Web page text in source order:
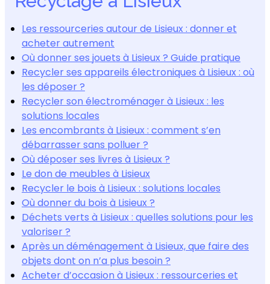
Les ressourceries autour de Lisieux : donner et
acheter autrement
Où donner ses jouets à Lisieux ? Guide pratique
Recycler ses appareils électroniques à Lisieux : où
les déposer ?
Recycler son électroménager à Lisieux : les
solutions locales
Les encombrants à Lisieux : comment s’en
débarrasser sans polluer ?
Où déposer ses livres à Lisieux ?
Le don de meubles à Lisieux
Recycler le bois à Lisieux : solutions locales
Où donner du bois à Lisieux ?
Déchets verts à Lisieux : quelles solutions pour les
valoriser ?
Après un déménagement à Lisieux, que faire des
objets dont on n’a plus besoin ?
Acheter d’occasion à Lisieux : ressourceries et